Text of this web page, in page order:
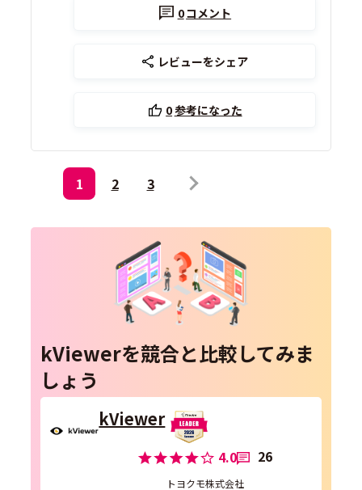
0コメント
レビューをシェア
0参考になった
1 2 3
kViewerを競合と比較してみま
しょう
kViewer
4.0 26
トヨクモ株式会社